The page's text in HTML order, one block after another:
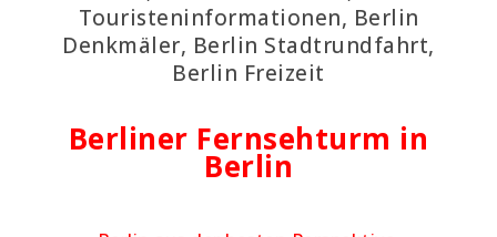
Berliner Fernsehturm in
Berlin